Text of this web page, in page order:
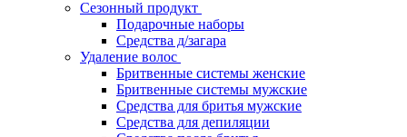
Сезонный продукт
Подарочные наборы
Средства д/загара
Удаление волос
Бритвенные системы женские
Бритвенные системы мужские
Средства для бритья мужские
Средства для депиляции